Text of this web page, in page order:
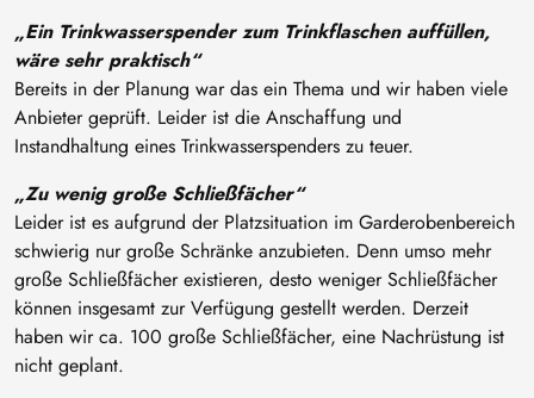
„Ein Trinkwasserspender zum Trinkflaschen auffüllen,
wäre sehr praktisch“
Bereits in der Planung war das ein Thema und wir haben viele
Anbieter geprüft. Leider ist die Anschaffung und
Instandhaltung eines Trinkwasserspenders zu teuer.
„Zu wenig große Schließfächer“
Leider ist es aufgrund der Platzsituation im Garderobenbereich
schwierig nur große Schränke anzubieten. Denn umso mehr
große Schließfächer existieren, desto weniger Schließfächer
können insgesamt zur Verfügung gestellt werden. Derzeit
haben wir ca. 100 große Schließfächer, eine Nachrüstung ist
nicht geplant.